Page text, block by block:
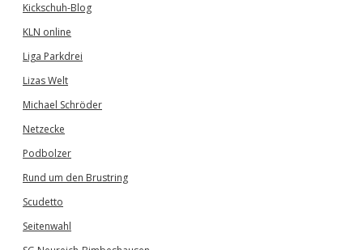
Kickschuh-Blog
KLN online
Liga Parkdrei
Lizas Welt
Michael Schröder
Netzecke
Podbolzer
Rund um den Brustring
Scudetto
Seitenwahl